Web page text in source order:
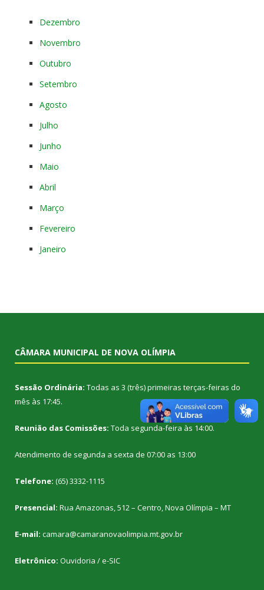
Dezembro
Novembro
Outubro
Setembro
Agosto
Julho
Junho
Maio
Abril
Março
Fevereiro
Janeiro
CÂMARA MUNICIPAL DE NOVA OLÍMPIA
Sessão Ordinária: Todas as 3 (três) primeiras terças-feiras do
mês às 17:45.
Reunião das Comissões: Toda segunda-feira às 14:00.
Atendimento de segunda a sexta de 07:00 as 13:00
Telefone: (65) 3332-1115
Presencial: Rua Amazonas, 512 – Centro, Nova Olímpia – MT
E-mail: camara@camaranovaolimpia.mt.gov.br
Eletrônico: Ouvidoria /e-SIC